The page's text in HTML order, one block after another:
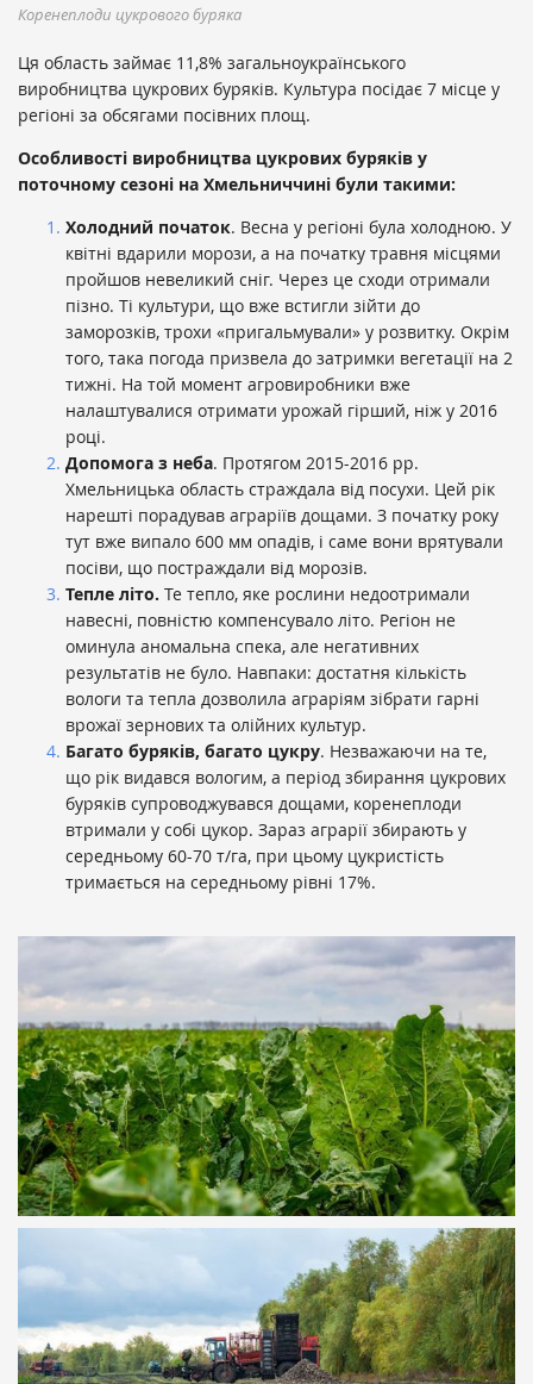
Коренеплоди цукрового буряка
Ця область займає 11,8% загальноукраїнського
виробництва цукрових буряків. Культура посідає 7 місце у
регіоні за обсягами посівних площ.
Особливості виробництва цукрових буряків у
поточному сезоні на Хмельниччині були такими:
Холодний початок. Весна у регіоні була холодною. У
квітні вдарили морози, а на початку травня місцями
пройшов невеликий сніг. Через це сходи отримали
пізно. Ті культури, що вже встигли зійти до
заморозків, трохи «пригальмували» у розвитку. Окрім
того, така погода призвела до затримки вегетації на 2
тижні. На той момент агровиробники вже
налаштувалися отримати урожай гірший, ніж у 2016
році.
Допомога з неба. Протягом 2015-2016 рр.
Хмельницька область страждала від посухи. Цей рік
нарешті порадував аграріїв дощами. З початку року
тут вже випало 600 мм опадів, і саме вони врятували
посіви, що постраждали від морозів.
Тепле літо. Те тепло, яке рослини недоотримали
навесні, повністю компенсувало літо. Регіон не
оминула аномальна спека, але негативних
результатів не було. Навпаки: достатня кількість
вологи та тепла дозволила аграріям зібрати гарні
врожаї зернових та олійних культур.
Багато буряків, багато цукру. Незважаючи на те,
що рік видався вологим, а період збирання цукрових
буряків супроводжувався дощами, коренеплоди
втримали у собі цукор. Зараз аграрії збирають у
середньому 60-70 т/га, при цьому цукристість
тримається на середньому рівні 17%.